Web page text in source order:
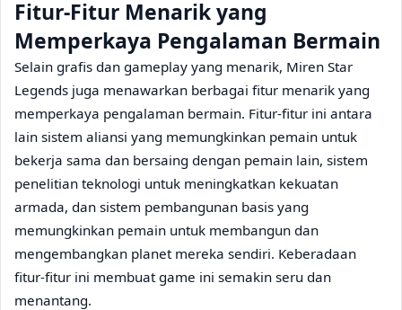
Fitur-Fitur Menarik yang
Memperkaya Pengalaman Bermain
Selain grafis dan gameplay yang menarik, Miren Star
Legends juga menawarkan berbagai fitur menarik yang
memperkaya pengalaman bermain. Fitur-fitur ini antara
lain sistem aliansi yang memungkinkan pemain untuk
bekerja sama dan bersaing dengan pemain lain, sistem
penelitian teknologi untuk meningkatkan kekuatan
armada, dan sistem pembangunan basis yang
memungkinkan pemain untuk membangun dan
mengembangkan planet mereka sendiri. Keberadaan
fitur-fitur ini membuat game ini semakin seru dan
menantang.